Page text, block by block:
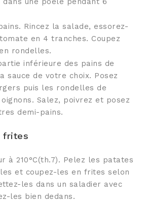
Rincez la salade, essorez-
en 4 tranches. Coupez
rondelles.
inférieure des pains de
sauce de votre choix. Posez
puis les rondelles de
Salez, poivrez et posez
demi-pains.
frites
à 210°C(th.7). Pelez les patates
et coupez-les en frites selon
les dans un saladier avec
les bien dedans.